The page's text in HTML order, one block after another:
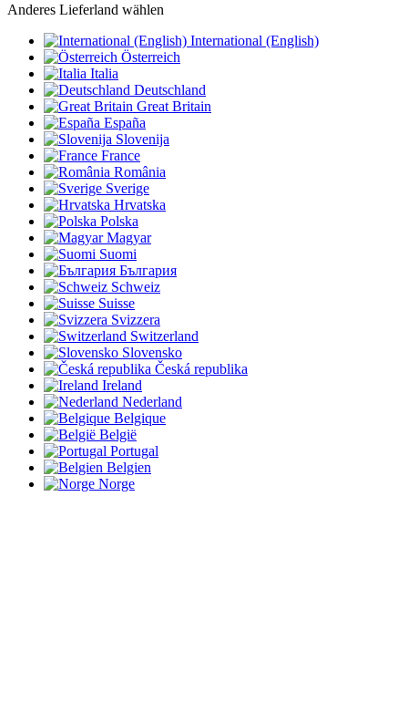
Anderes Lieferland wählen
International (English)
Österreich
Italia
Deutschland
Great Britain
España
Slovenija
France
România
Sverige
Hrvatska
Polska
Magyar
Suomi
България
Schweiz
Suisse
Svizzera
Switzerland
Slovensko
Česká republika
Ireland
Nederland
Belgique
België
Portugal
Belgien
Norge